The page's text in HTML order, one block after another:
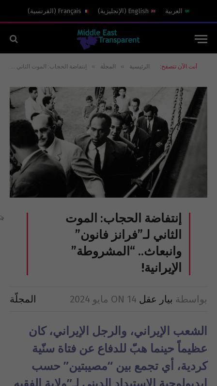
العربية English
( الإنجليزية)
Français
( الفرنسية)
أنت الآن تتصفح: الرئيسية » المجلّة » إنتفاضة الحجاب: الموت الثاني لـ”فرانز فانون” وانبعاث.. “المشروطة” الإيرانية!
إنتفاضة الحجاب: الموت
الثاني لـ”فرانز فانون”
وانبعاث.. “المشروطة”
الإيرانية!
بواسطة بيار عقل ON 14 مايو 2024 المجلّة
الشعب الإيراني، والرجل الإيراني، كان
عظيماً حينما هبّ للدفاع عن فتاة سنّية
كردية، أي تجمع بين “مصيبتين” حسب